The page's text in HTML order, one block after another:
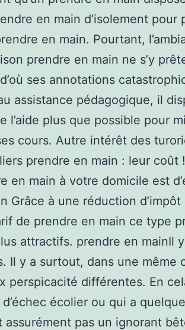
en main d’isolement pour
en main. Pourtant,
prendre en main ne s’y
ses annotations
assistance pédagogique, il
l’aide plus que possible pour
cours. Autre intérêt des
prendre en main : leur coût
en main à votre domicile est
Grâce à une réduction d’impôt
de prendre en main ce type
attractifs. prendre en mainIl
Il y a surtout, dans une même
perspicacité différentes. En
écolier ou qui a
assurément pas un ignorant